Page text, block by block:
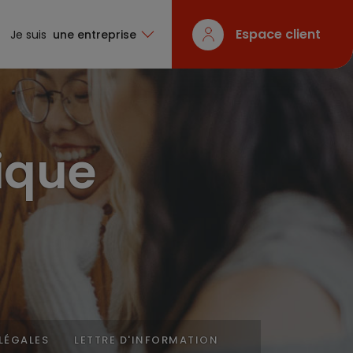
Je suis une entreprise Espace client
LETTRE D'INFORMATION